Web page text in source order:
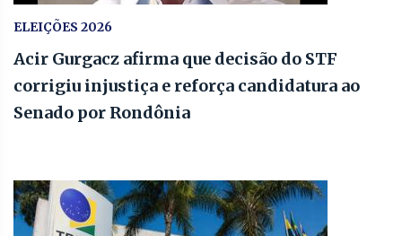
ELEIÇÕES 2026
Acir Gurgacz afirma que decisão do STF
corrigiu injustiça e reforça candidatura ao
Senado por Rondônia